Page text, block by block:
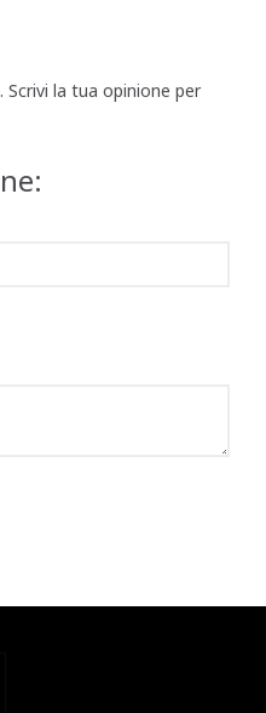
la tua opinione per